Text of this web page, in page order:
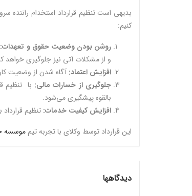
بدیهی است تنظیم قرارداد استخدام راننده
کنیم:
روشن بودن وضعیت حقوق و تعهدات:
و از مشکلات آتی نیز جلوگیری خواهد
افزایش اعتماد:آگاه شدن از وضعیت
جلوگیری از خسارات مالی: با تنظیم
بالقوه پیشگیری می‌شود.
افزایش کیفیت خدمات: تنظیم
این قرارداد توسط وکلای با تجربه تیم موسسه
دیدگاهها